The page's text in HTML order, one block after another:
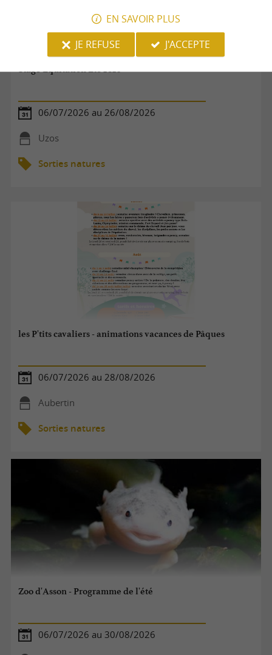
Stage Equitation Eté 2026
06/07/2026 au 26/08/2026
Uzos
Sorties natures
les P'tits cavaliers - animations vacances de Pâques
06/07/2026 au 28/08/2026
Aubertin
Sorties natures
Zoo d'Asson - Programme de l'été
06/07/2026 au 30/08/2026
EN SAVOIR PLUS
JE REFUSE
J'ACCEPTE